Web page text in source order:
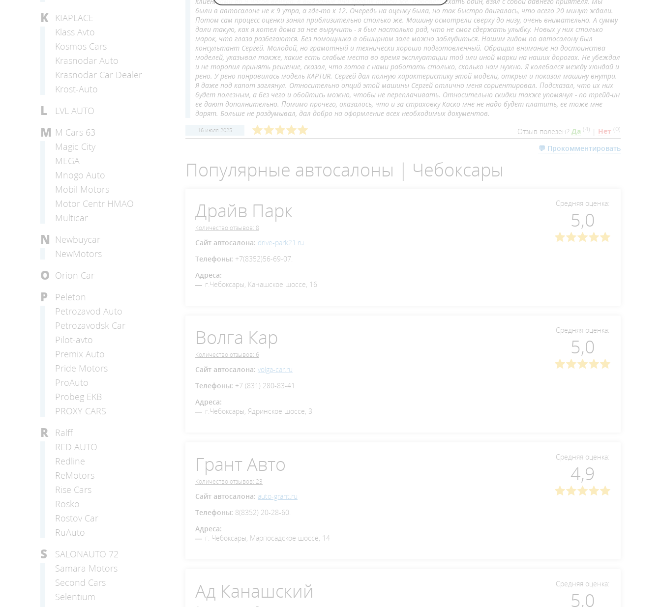
K
KIAPLACE
Klass Avto
Kosmos Cars
Krasnodar Auto
Krasnodar Car Dealer
Krost-Auto
L LVL AUTO
M M Cars 63
Magic City
MEGA
Mnogo Auto
Mobil Motors
Motor Centr HMAO
Multicar
N Newbuycar
NewMotors
O Orion Car
P
Peleton
Petrozavod Auto
Petrozavodsk Car
Pilot-avto
Premix Auto
Pride Motors
ProAuto
Probeg EKB
PROXY CARS
R
Ralff
RED AUTO
Redline
ReMotors
Rise Cars
Rosko
Rostov Car
RuAuto
S
SALONAUTO 72
Samara Motors
Second Cars
Selentium
были в автосалоне не к 9 утра, а где-то к 12. Очередь на оценку была, но так быстро двигалась, что всего 20 минут ждали.
Потом сам процесс оценки занял приблизительно столько же. Машину осмотрели сверху до низу, очень внимательно. А сумму
дали такую, как я хотел дома за нее выручить - я был настолько рад, что не смог сдержать улыбку. Новых у них столько
марок, что глаза разбегаются. Без помощника в обширном зале можно заблудиться. Нашим гидом по автосалону был
консультант Сергей. Молодой, но грамотный и технически хорошо подготовленный. Обращал внимание на достоинства
моделей, указывал также, какие есть слабые места во время эксплуатации той или иной марки на наших дорогах. Не убеждал
и не торопил принять решение, сказал, что готов с нами работать столько, сколько нам нужно. Я колебался между хюндай и
рено. У рено понравилась модель KAPTUR. Сергей дал полную характеристику этой модели, открыл и показал машину внутри.
Я даже под капот заглянул. Относительно опций этой машины Сергей отлично меня сориентировал. Подсказал, что их них
будет полезным, а без чего и обойтись можно, чтобы не переплачивать. Относительно скидки также упомянул - по трейд-ин
ее дают дополнительно. Помимо прочего, оказалось, что и за страховку Каско мне не надо будет платить, ее тоже мне
дарят. Больше не раздумывал, дал добро на оформление всех необходимых документов.
16 июля 2025 Отзыв полезен? Да (4) | Нет (0)
💬 Прокомментировать
Популярные автосалоны | Чебоксары
Средняя оценка:
5,0
Драйв Парк
Количество отзывов: 8
Сайт автосалона: drive-park21.ru
Телефоны: +7(8352)56-69-07.
Адреса:
г.Чебоксары, Канашское шоссе, 16
Средняя оценка:
5,0
Волга Кар
Количество отзывов: 6
Сайт автосалона: volga-car.ru
Телефоны: +7 (831) 280-83-41.
Адреса:
г.Чебоксары, Ядринское шоссе, 3
Средняя оценка:
4,9
Грант Авто
Количество отзывов: 23
Сайт автосалона: auto-grant.ru
Телефоны: 8(8352) 20-28-60.
Адреса:
г. Чебоксары, Марпосадское шоссе, 14
Средняя оценка:
5,0
Ад Канашский